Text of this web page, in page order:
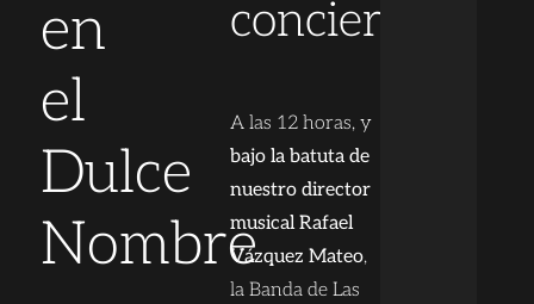
en
el
Dulce
Nombre
concierto
A las 12 horas, y
bajo la batuta de
nuestro director
musical Rafael
Vázquez Mateo,
la Banda de Las